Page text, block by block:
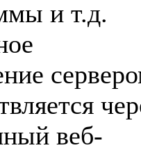
и т.д.
веб-